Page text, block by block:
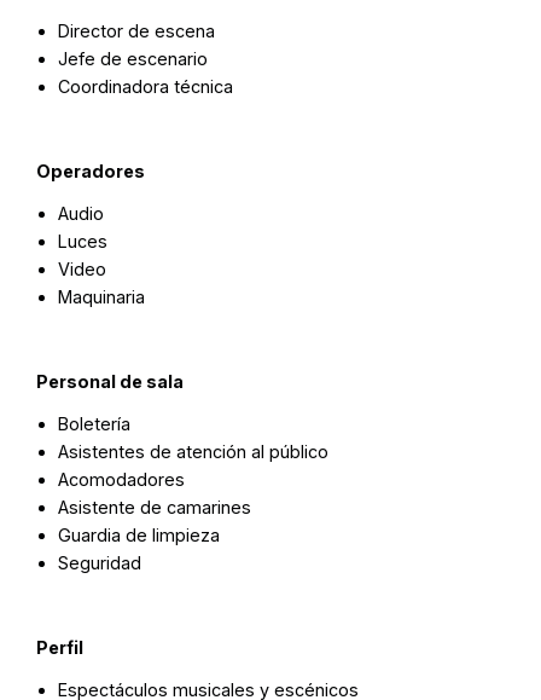
Director de escena
Jefe de escenario
Coordinadora técnica
Operadores
Audio
Luces
Video
Maquinaria
Personal de sala
Boletería
Asistentes de atención al público
Acomodadores
Asistente de camarines
Guardia de limpieza
Seguridad
Perfil
Espectáculos musicales y escénicos